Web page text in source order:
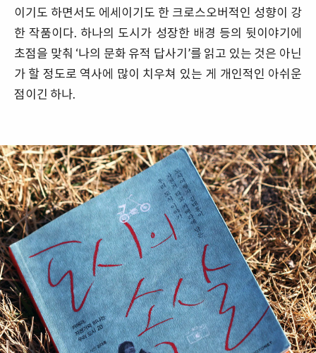
이기도 하면서도 에세이기도 한 크로스오버적인 성향이 강
한 작품이다. 하나의 도시가 성장한 배경 등의 뒷이야기에
초점을 맞춰 ‘나의 문화 유적 답사기’를 읽고 있는 것은 아닌
가 할 정도로 역사에 많이 치우쳐 있는 게 개인적인 아쉬운
점이긴 하나.